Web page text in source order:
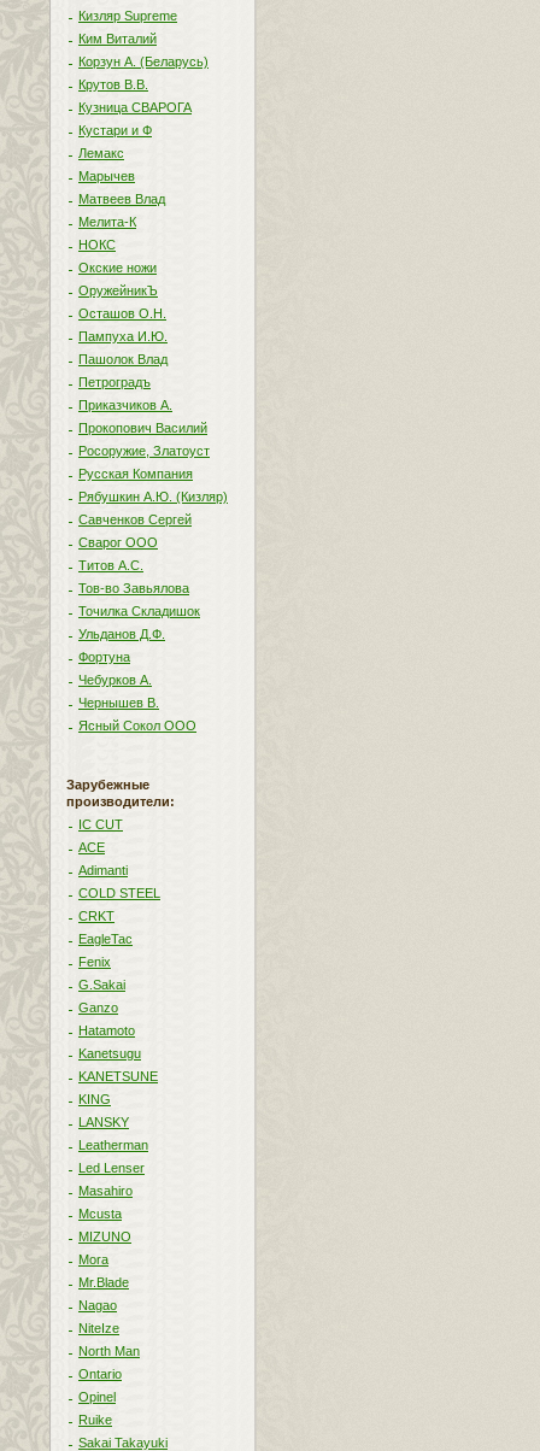
Кизляр Supreme
Ким Виталий
Корзун А. (Беларусь)
Крутов В.В.
Кузница СВАРОГА
Кустари и Ф
Лемакс
Марычев
Матвеев Влад
Мелита-К
НОКС
Окские ножи
ОружейникЪ
Осташов О.Н.
Пампуха И.Ю.
Пашолок Влад
Петроградъ
Приказчиков А.
Прокопович Василий
Росоружие, Златоуст
Русская Компания
Рябушкин А.Ю. (Кизляр)
Савченков Сергей
Сварог ООО
Титов А.С.
Тов-во Завьялова
Точилка Складишок
Ульданов Д.Ф.
Фортуна
Чебурков А.
Чернышев В.
Ясный Сокол ООО
Зарубежные
производители:
IC CUT
ACE
Adimanti
COLD STEEL
CRKT
EagleTac
Fenix
G.Sakai
Ganzo
Hatamoto
Kanetsugu
KANETSUNE
KING
LANSKY
Leatherman
Led Lenser
Masahiro
Mcusta
MIZUNO
Mora
Mr.Blade
Nagao
NiteIze
North Man
Ontario
Opinel
Ruike
Sakai Takayuki